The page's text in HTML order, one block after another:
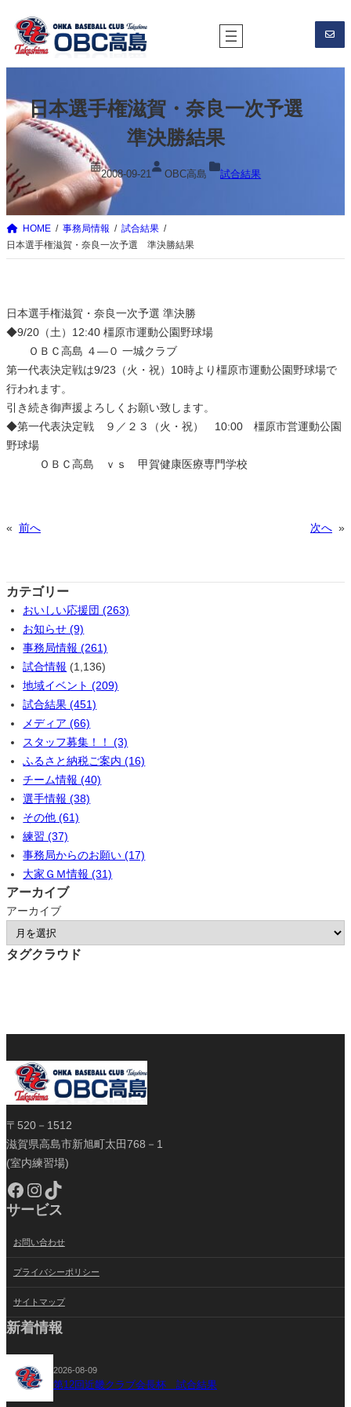
を
ス
ッ
プ
日本選手権滋賀・奈良一次予選
準決勝結果
2008-09-21 OBC高島 試合結果
HOME 事務局情報
試合結果
日本選手権滋賀・奈良一次予選 準決勝結果
日本選手権滋賀・奈良一次予選 準決勝
◆9/20（土）12:40 橿原市運動公園野球場
ＯＢＣ高島 ４―０ 一城クラブ
第一代表決定戦は9/23（火・祝）10時より橿原市運動公園野球場で
行われます。
引き続き御声援よろしくお願い致します。
◆第一代表決定戦 ９／２３（火・祝） 10:00 橿原市営運動公園
野球場
ＯＢＣ高島 ｖｓ 甲賀健康医療専門学校
« 前へ 次へ »
カテゴリー
おいしい応援団 (263)
お知らせ (9)
事務局情報 (261)
試合情報 (1,136)
地域イベント (209)
試合結果 (451)
メディア (66)
スタッフ募集！！ (3)
ふるさと納税ご案内 (16)
チーム情報 (40)
選手情報 (38)
その他 (61)
練習 (37)
事務局からのお願い (17)
大家ＧＭ情報 (31)
アーカイブ
アーカイブ
タグクラウド
〒520－1512
滋賀県高島市新旭町太田768－1
(室内練習場)
Facebook Instagram TikTok
サービス
お問い合わせ
プライバシーポリシー
サイトマップ
新着情報
2026-08-09
第12回近畿クラブ会長杯 試合結果